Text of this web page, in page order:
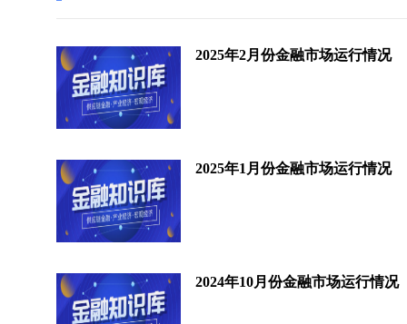
2025年2月份金融市场运行情况
2025年1月份金融市场运行情况
2024年10月份金融市场运行情况